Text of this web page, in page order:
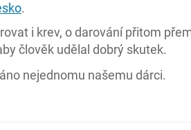
.
i krev, o darování přitom
člověk udělal dobrý skutek.
nejednomu našemu dárci.